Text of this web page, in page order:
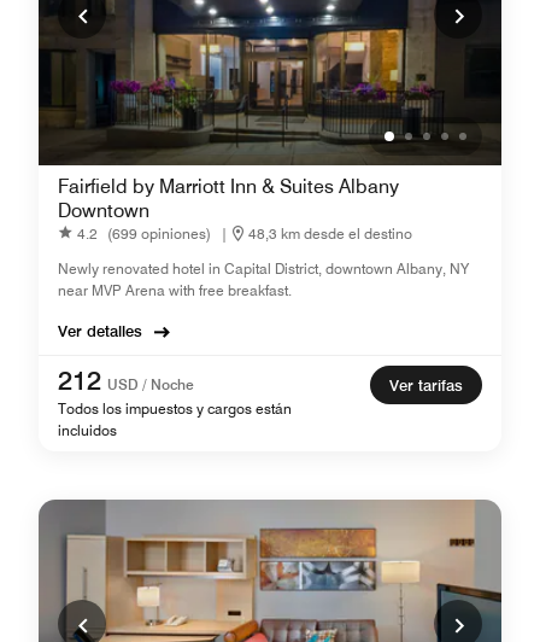
Fairfield by Marriott Inn & Suites Albany
Downtown
4.2 (699 opiniones) |
48,3 km desde el destino
Newly renovated hotel in Capital District, downtown Albany, NY
near MVP Arena with free breakfast.
Ver detalles
212 USD / Noche
Todos los impuestos y cargos están
incluidos
Ver tarifas